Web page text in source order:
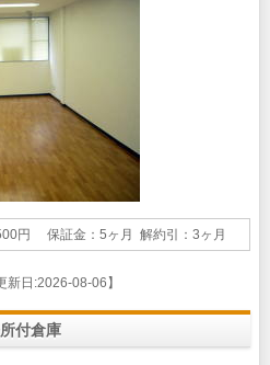
円 保証金：5ヶ月 解約引：3ヶ月
新日:2026-08-06】
付倉庫